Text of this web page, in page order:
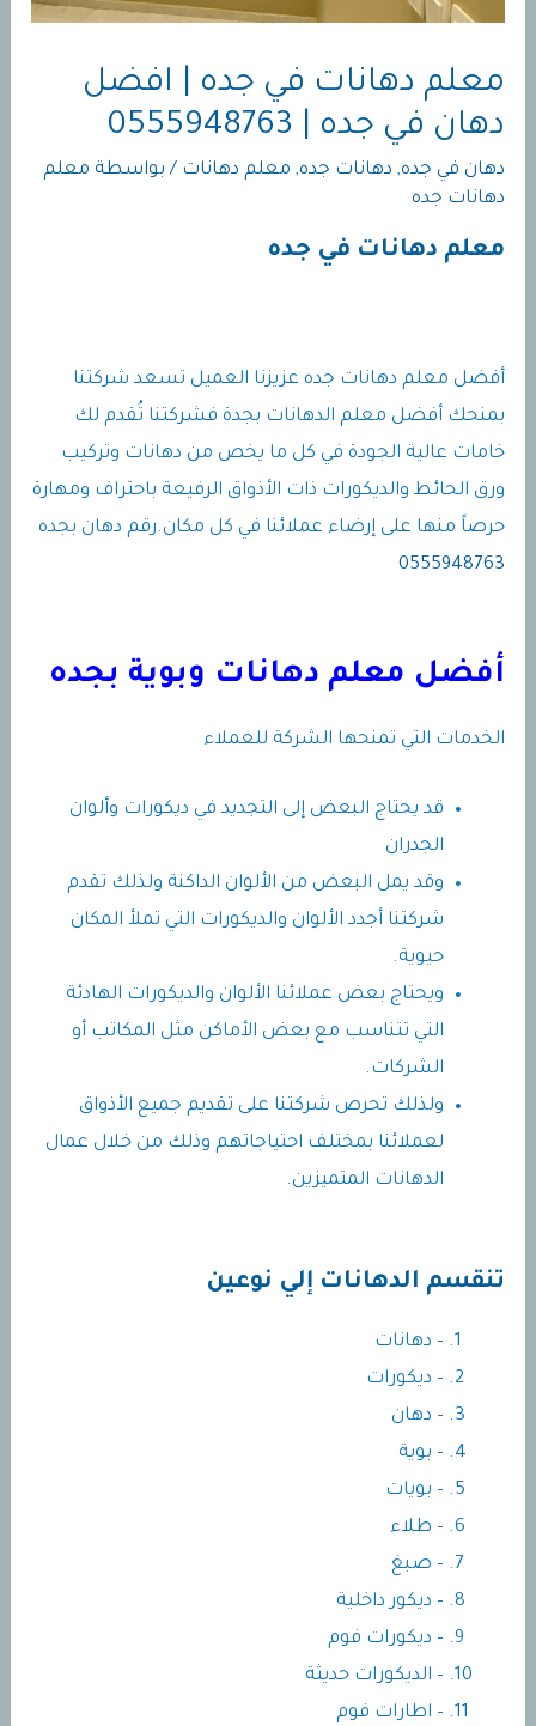
معلم دهانات في جده | افضل
دهان في جده | 0555948763
دهان في جده, دهانات جده, معلم دهانات / بواسطة معلم
دهانات جده
معلم دهانات في جده
أفضل معلم دهانات جده عزيزنا العميل تسعد شركتنا
بمنحك أفضل معلم الدهانات بجدة فشركتنا تُقدم لك
خامات عالية الجودة في كل ما يخص من دهانات وتركيب
ورق الحائط والديكورات ذات الأذواق الرفيعة باحتراف ومهارة
حرصاً منها على إرضاء عملائنا في كل مكان.رقم دهان بجده
0555948763
أفضل معلم دهانات وبوية بجده
الخدمات التي تمنحها الشركة للعملاء
قد يحتاج البعض إلى التجديد في ديكورات وألوان
الجدران
وقد يمل البعض من الألوان الداكنة ولذلك تقدم
شركتنا أجدد الألوان والديكورات التي تملأ المكان
حيوية.
ويحتاج بعض عملائنا الألوان والديكورات الهادئة
التي تتناسب مع بعض الأماكن مثل المكاتب أو
الشركات.
ولذلك تحرص شركتنا على تقديم جميع الأذواق
لعملائنا بمختلف احتياجاتهم وذلك من خلال عمال
الدهانات المتميزين.
تنقسم الدهانات إلي نوعين
– دهانات
– ديكورات
– دهان
– بوية
– بويات
– طلاء
– صبغ
– ديكور داخلية
– ديكورات فوم
– الديكورات حديثة
– اطارات فوم